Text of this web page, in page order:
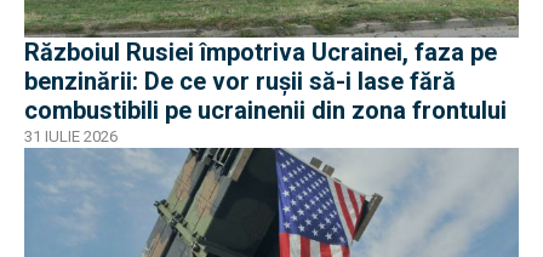
Războiul Rusiei împotriva Ucrainei, faza pe
benzinării: De ce vor rușii să-i lase fără
combustibili pe ucrainenii din zona frontului
31 IULIE 2026